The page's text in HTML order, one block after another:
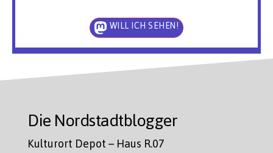
WILL ICH SEHEN!
Die Nordstadtblogger
Kulturort Depot – Haus R.07